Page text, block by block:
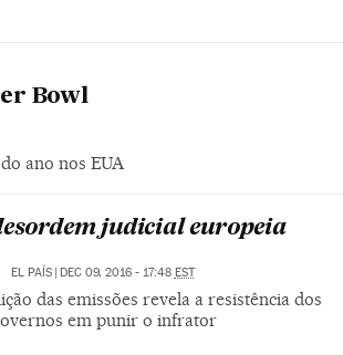
Bowl
ano nos EUA
judicial europeia
EL PAÍS DEC 09, 2016 - 17:48 EST
das emissões revela a resistência dos
em punir o infrator